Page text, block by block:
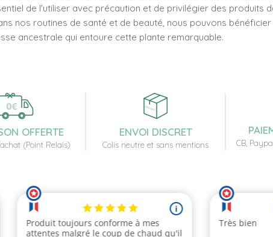
de l'utiliser avec précaution et de privilégier des produits
nos routines de santé et de beauté, nous pouvons
ancestrale qui entoure cette plante remarquable.
OFFERTE
(Point Relais)
ENVOI DISCRET
Colis neutre et sans mentions CB,